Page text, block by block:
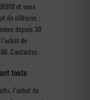
et vous
de clôtures :
depuis 30
de
Contactez-
toute
l’achat de